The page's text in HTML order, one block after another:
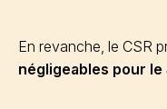
En revanche, le CSR
négligeables pour le